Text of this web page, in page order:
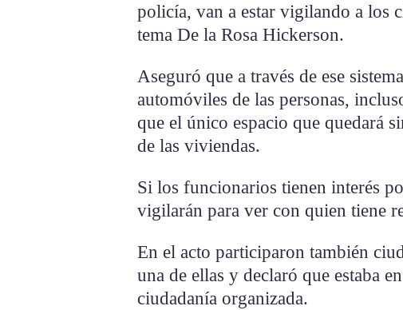
policía, van a estar vigilando a los
tema De la Rosa Hickerson.
Aseguró que a través de ese
automóviles de las personas,
que el único espacio que quedará
de las viviendas.
Si los funcionarios tienen interés
vigilarán para ver con quien tiene
En el acto participaron también
una de ellas y declaró que estaba
ciudadanía organizada.